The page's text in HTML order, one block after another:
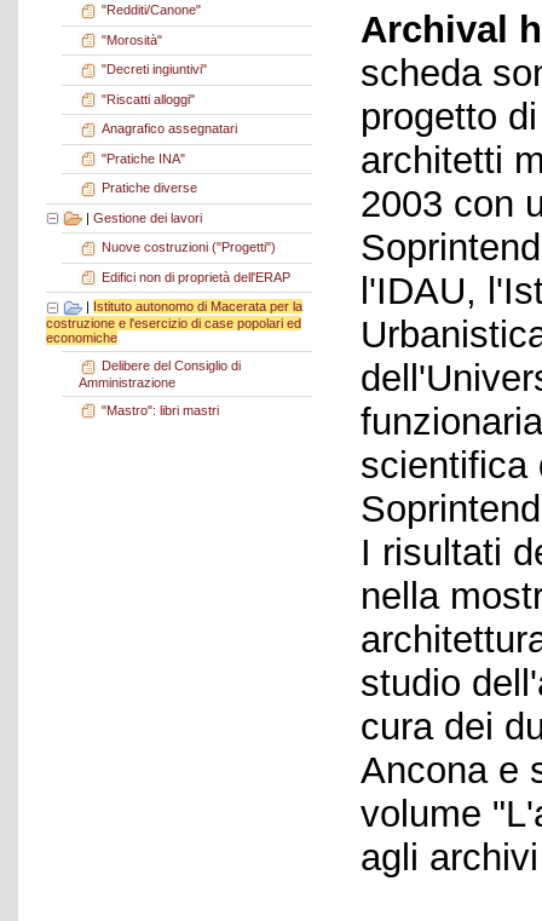
"Redditi/Canone"
"Morosità"
"Decreti ingiuntivi"
"Riscatti alloggi"
Anagrafico assegnatari
"Pratiche INA"
Pratiche diverse
| Gestione dei lavori
Nuove costruzioni ("Progetti")
Edifici non di proprietà dell'ERAP
Istituto autonomo di Macerata per la
costruzione e l'esercizio di case popolari ed
economiche
Delibere del Consiglio di
Amministrazione
"Mastro": libri mastri
Archival
scheda
progetto
architetti
2003 con
l'IDAU,
scientifica
I risultati
nella
studio
cura dei
Ancona e
volume
agli